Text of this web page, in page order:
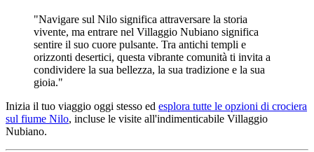
"Navigare sul Nilo significa attraversare la storia
vivente, ma entrare nel Villaggio Nubiano significa
sentire il suo cuore pulsante. Tra antichi templi e
orizzonti desertici, questa vibrante comunità ti invita a
condividere la sua bellezza, la sua tradizione e la sua
gioia."
Inizia il tuo viaggio oggi stesso ed esplora tutte le opzioni di crociera
sul fiume Nilo, incluse le visite all'indimenticabile Villaggio
Nubiano.